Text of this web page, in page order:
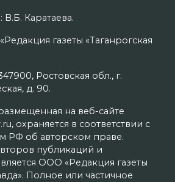
В.Б. Каратаева.
газеты «Таганрогская
Ростовская обл., г.
д. 90.
на веб-сайте
охраняется в соответствии с
РФ об авторском праве.
публикаций и
ООО «Редакция газеты
Полное или частичное